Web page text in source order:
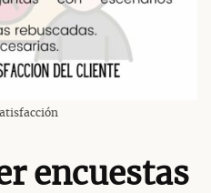
encuestas